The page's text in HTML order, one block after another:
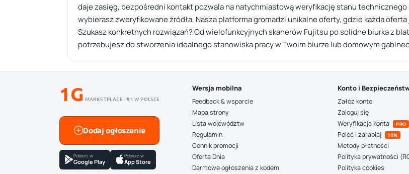
daje zasięg, bezpośredni kontakt pozwala na natychmiastową weryfikację stanu
wybierasz zweryfikowane źródła. Nasza platforma gromadzi unikalne oferty, gdzie każda
Szukasz konkretnych rozwiązań? Od wielofunkcyjnych skanerów Fujitsu po solidne biurka z
potrzebujesz do stworzenia idealnego stanowiska pracy w Twoim biurze lub domowym
1G MARKETPLACE · #1 W POLSCE
Dodaj ogłoszenie
Pobierz w
Google Play
Pobierz w
App Store
Wersja mobilna
Feedback & wsparcie
Mapa strony
Lista województw
Regulamin
Cennik promocji
Oferta Dnia
Darmowe ogłoszenia z kodem
Konto i
Załóż konto
Zaloguj się
Weryfikacja konta
PRO
Poleć i zarabiaj 10%
Metody płatności
Polityka prywatności
Polityka cookies